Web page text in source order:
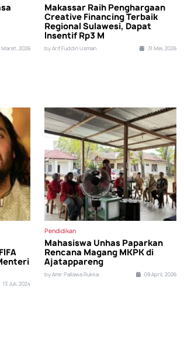
Maret, 2026
Makassar Raih Penghargaan
Creative Financing Terbaik
Regional Sulawesi, Dapat
Insentif Rp3 M
by Arif Fuddin Usman 31 Mei, 2026
13 Juli, 2024
Pendidikan
Mahasiswa Unhas Paparkan
Rencana Magang MKPK di
Ajatappareng
by Amir Pallawa Rukka 09 April, 2026